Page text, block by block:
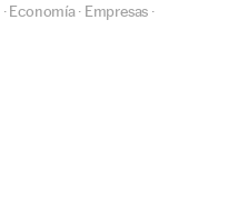
·Economía· Empresas ·